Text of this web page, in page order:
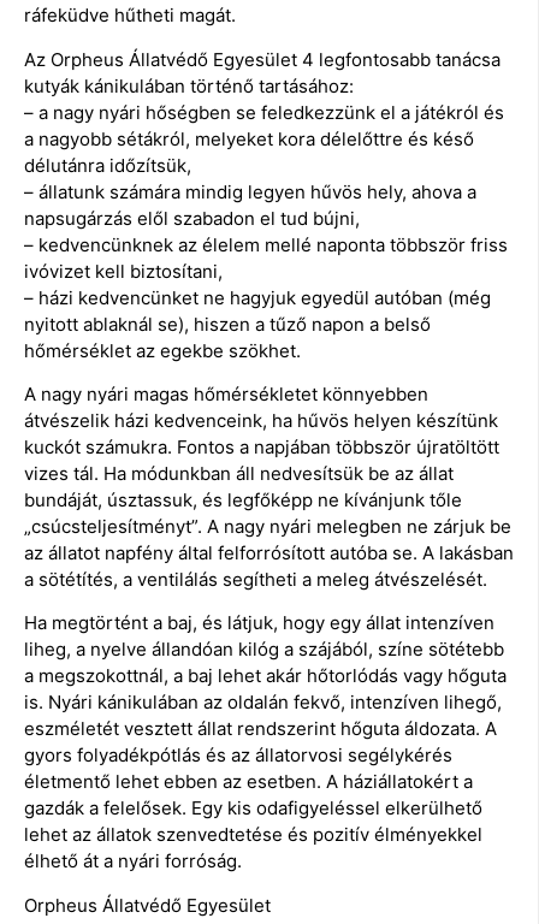
ráfeküdve hűtheti magát.
Az Orpheus Állatvédő Egyesület 4 legfontosabb tanácsa
kutyák kánikulában történő tartásához:
– a nagy nyári hőségben se feledkezzünk el a játékról és
a nagyobb sétákról, melyeket kora délelőttre és késő
délutánra időzítsük,
– állatunk számára mindig legyen hűvös hely, ahova a
napsugárzás elől szabadon el tud bújni,
– kedvencünknek az élelem mellé naponta többször friss
ivóvizet kell biztosítani,
– házi kedvencünket ne hagyjuk egyedül autóban (még
nyitott ablaknál se), hiszen a tűző napon a belső
hőmérséklet az egekbe szökhet.
A nagy nyári magas hőmérsékletet könnyebben
átvészelik házi kedvenceink, ha hűvös helyen készítünk
kuckót számukra. Fontos a napjában többször újratöltött
vizes tál. Ha módunkban áll nedvesítsük be az állat
bundáját, úsztassuk, és legfőképp ne kívánjunk tőle
„csúcsteljesítményt”. A nagy nyári melegben ne zárjuk be
az állatot napfény által felforrósított autóba se. A lakásban
a sötétítés, a ventilálás segítheti a meleg átvészelését.
Ha megtörtént a baj, és látjuk, hogy egy állat intenzíven
liheg, a nyelve állandóan kilóg a szájából, színe sötétebb
a megszokottnál, a baj lehet akár hőtorlódás vagy hőguta
is. Nyári kánikulában az oldalán fekvő, intenzíven lihegő,
eszméletét vesztett állat rendszerint hőguta áldozata. A
gyors folyadékpótlás és az állatorvosi segélykérés
életmentő lehet ebben az esetben. A háziállatokért a
gazdák a felelősek. Egy kis odafigyeléssel elkerülhető
lehet az állatok szenvedtetése és pozitív élményekkel
élhető át a nyári forróság.
Orpheus Állatvédő Egyesület